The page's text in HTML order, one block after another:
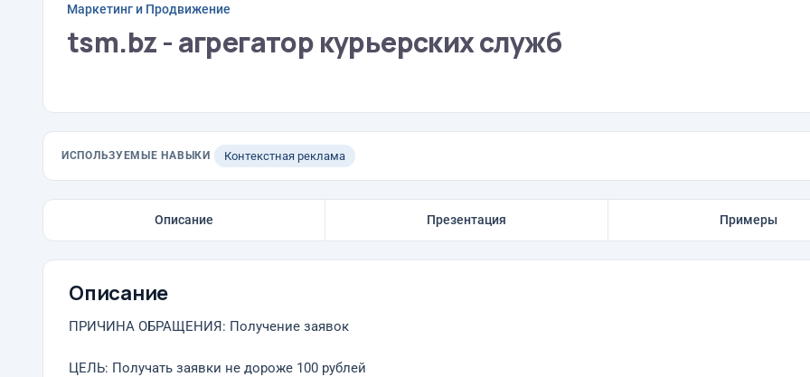
Маркетинг и Продвижение
tsm.bz - агрегатор курьерских служб
ИСПОЛЬЗУЕМЫЕ НАВЫКИ Контекстная реклама
Описание Презентация Примеры
Описание
ПРИЧИНА ОБРАЩЕНИЯ: Получение заявок
ЦЕЛЬ: Получать заявки не дороже 100 рублей